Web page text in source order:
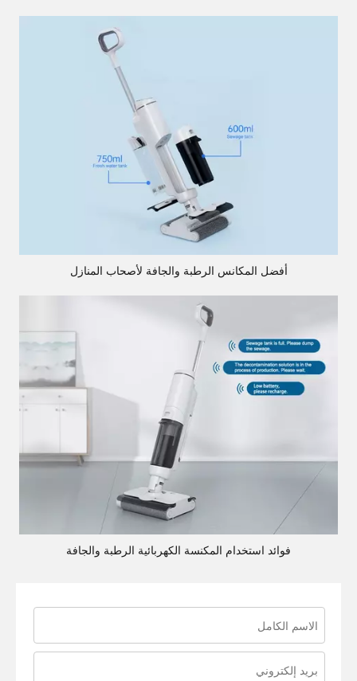
أفضل المكانس الرطبة والجافة لأصحاب المنازل
فوائد استخدام المكنسة الكهربائية الرطبة والجافة